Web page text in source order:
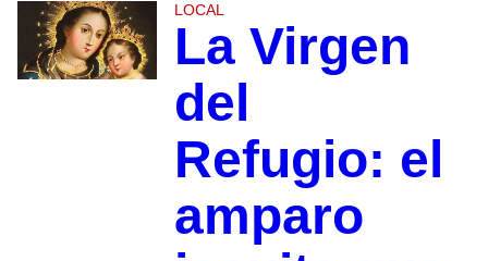
LOCAL
La Virgen
del
Refugio: el
amparo